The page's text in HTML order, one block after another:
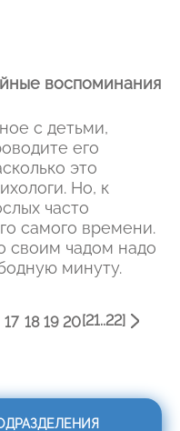
воспоминания
с детьми,
его
это
Но, к
часто
самого времени.
своим чадом надо
минуту.
17 18 19 20 [21..22]